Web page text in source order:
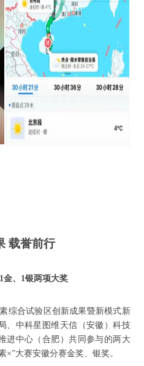
载誉前行
金、1银两项大奖
综合试验区创新成果暨新模式新
、中科星图维天信（安徽）科技
进中心（合肥）共同参与的两大
×”大赛安徽分赛金奖、银奖。